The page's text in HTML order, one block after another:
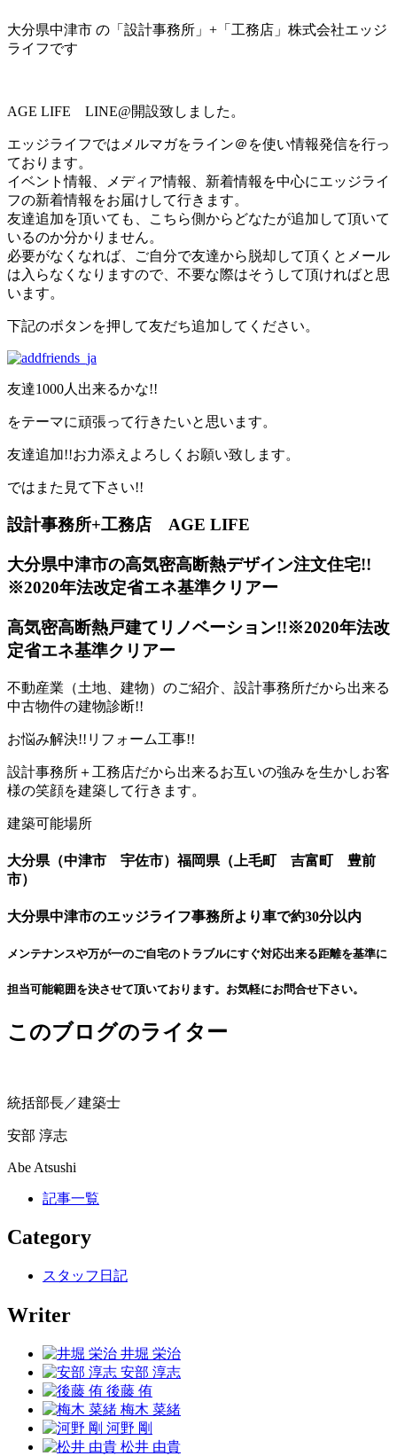
大分県中津市 の「設計事務所」+「工務店」株式会社エッジ
ライフです
AGE LIFE LINE@開設致しました。
エッジライフではメルマガをライン＠を使い情報発信を行っ
ております。
イベント情報、メディア情報、新着情報を中心にエッジライ
フの新着情報をお届けして行きます。
友達追加を頂いても、こちら側からどなたが追加して頂いて
いるのか分かりません。
必要がなくなれば、ご自分で友達から脱却して頂くとメール
は入らなくなりますので、不要な際はそうして頂ければと思
います。
下記のボタンを押して友だち追加してください。
友達1000人出来るかな!!
をテーマに頑張って行きたいと思います。
友達追加!!お力添えよろしくお願い致します。
ではまた見て下さい!!
設計事務所+工務店 AGE LIFE
大分県中津市の高気密高断熱デザイン注文住宅!!
※2020年法改定省エネ基準クリアー
高気密高断熱戸建てリノベーション!!※2020年法改
定省エネ基準クリアー
不動産業（土地、建物）のご紹介、設計事務所だから出来る
中古物件の建物診断!!
お悩み解決!!リフォーム工事!!
設計事務所＋工務店だから出来るお互いの強みを生かしお客
様の笑顔を建築して行きます。
建築可能場所
大分県（中津市 宇佐市）福岡県（上毛町 吉富町 豊前
市）
大分県中津市のエッジライフ事務所より車で約30分以内
メンテナンスや万が一のご自宅のトラブルにすぐ対応出来る距離を基準に
担当可能範囲を決させて頂いております。お気軽にお問合せ下さい。
このブログのライター
統括部長／建築士
安部 淳志
Abe Atsushi
記事一覧
Category
スタッフ日記
Writer
井堀 栄治
安部 淳志
後藤 侑
梅木 菜緒
河野 剛
松井 由貴